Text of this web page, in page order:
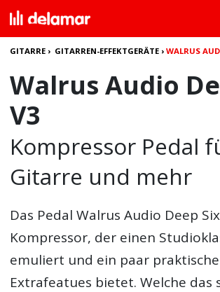
GITARRE › GITARREN-EFFEKTGERÄTE ›WALRUS
Walrus Audio
V3
Kompressor Pedal
Gitarre und mehr
Das PedalWalrus Audio Deep
Kompressor, der einen
emuliert und ein paar praktische
Extrafeatues bietet. Welche das